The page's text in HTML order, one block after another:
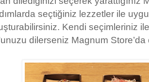
seçtiğiniz lezzetler ile
Kendi seçimleriniz
dilerseniz Magnum